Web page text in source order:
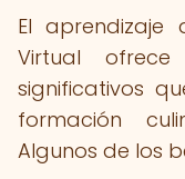
El aprendizaje
Virtual
significativos
formación
Algunos de los